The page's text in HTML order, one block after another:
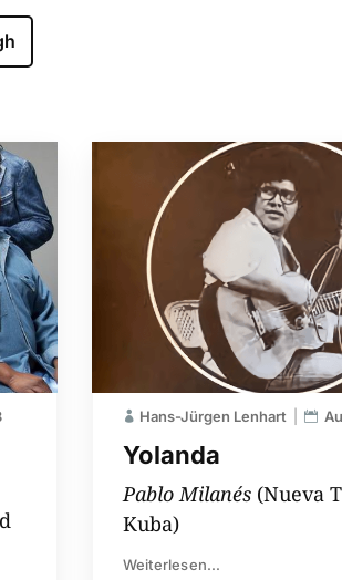
Yolanda
Hans-Jürgen Lenhart
Pablo Milanés (Nueva
Kuba)
Weiterlesen...